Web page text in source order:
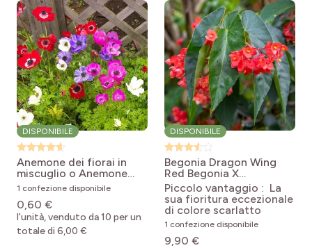
DISPONIBILE
Anemone dei fiorai in
miscuglio o Anemone
coronaria Anemone
coronaria Mix
1 confezione disponibile
0,60 €
l'unità, venduto da 10 per un
totale di 6,00 €
DISPONIBILE
Begonia Dragon Wing
Red Begonia X
semperflorens Dragon
Wing® rouge
Piccolo vantaggio : La
sua fioritura eccezionale
di colore scarlatto
1 confezione disponibile
9,90 €